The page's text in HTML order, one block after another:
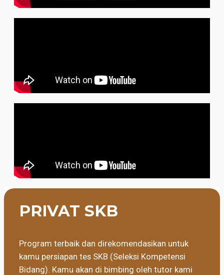
PRIVAT SKB
Program terbaik dan direkomendasikan untuk
kamu persiapan tes SKB (Seleksi Kompetensi
Bidang). Kamu akan di bimbing oleh tutor kami